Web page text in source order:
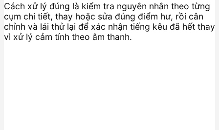
Cách xử lý đúng là kiểm tra nguyên nhân theo từng
cụm chi tiết, thay hoặc sửa đúng điểm hư, rồi cân
chỉnh và lái thử lại để xác nhận tiếng kêu đã hết thay
vì xử lý cảm tính theo âm thanh.